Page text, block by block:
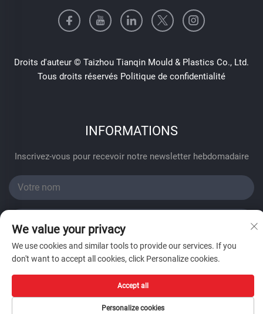
Droits d'auteur © Taizhou Tianqin Mould & Plastics Co., Ltd.
Tous droits réservés Politique de confidentialité
INFORMATIONS
Inscrivez-vous pour recevoir notre newsletter hebdomadaire
Envoyer
We value your privacy
We use cookies and similar tools to provide our services. If you
don't want to accept all cookies, click Personalize cookies.
Personalize cookies
Accept all